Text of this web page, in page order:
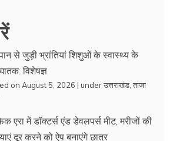
से जुड़ी भ्रांतियां शिशुओं के स्वास्थ्य के
विशेषज्ञ
on August 5, 2026 | underउत्तराखंड ताजा
एरा में डॉक्टर्स एंड डेवलपर्स मीट, मरीजों की
दूर करने को ऐप बनाएंगे छात्र